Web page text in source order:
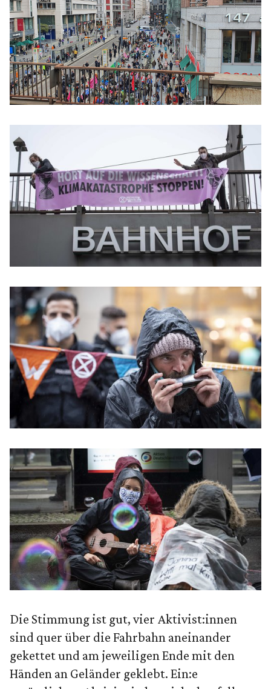
Die Stimmung ist gut, vier Aktivist:innen
sind quer über die Fahrbahn aneinander
gekettet und am jeweiligen Ende mit den
Händen an Geländer geklebt. Ein:e